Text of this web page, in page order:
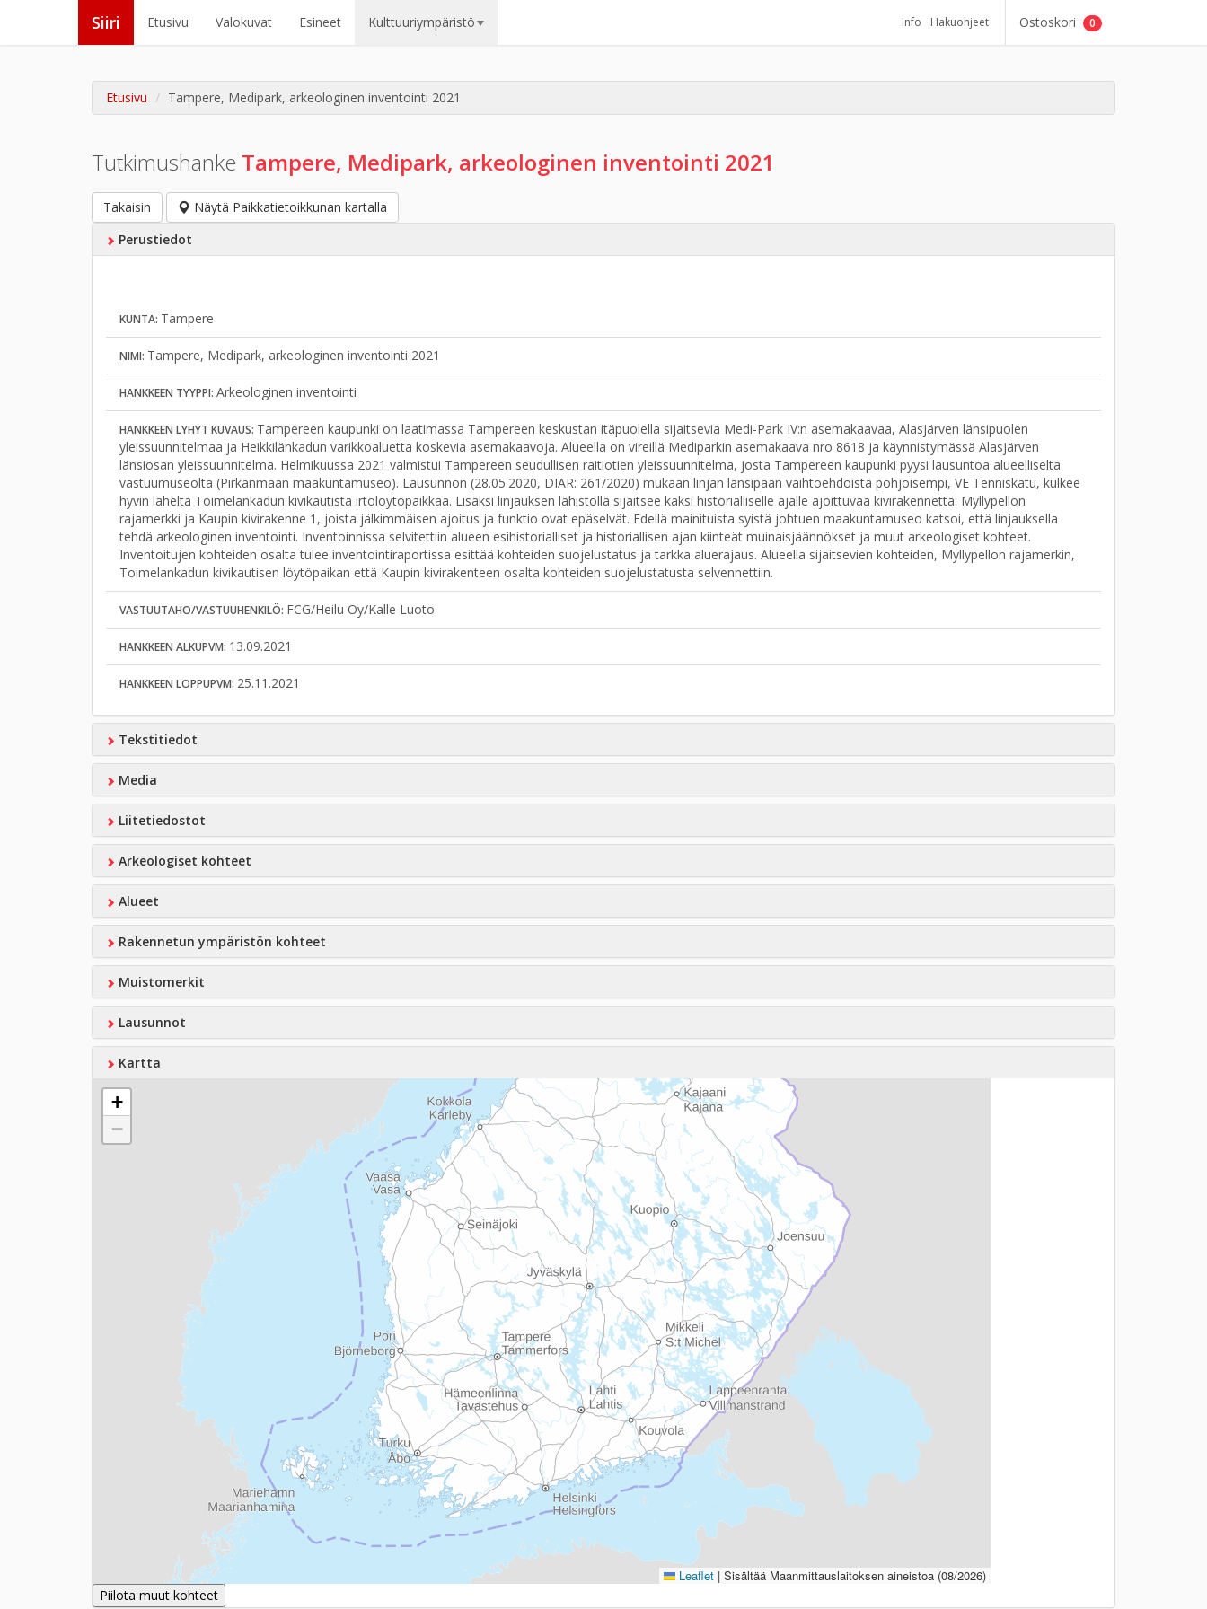
Siiri Etusivu Valokuvat Esineet Kulttuuriympäristö Info Hakuohjeet Ostoskori 0
Etusivu Tampere, Medipark, arkeologinen inventointi 2021
Tutkimushanke Tampere, Medipark, arkeologinen inventointi 2021
Takaisin
Näytä Paikkatietoikkunan kartalla
Perustiedot
KUNTA: Tampere
NIMI: Tampere, Medipark, arkeologinen inventointi 2021
HANKKEEN TYYPPI: Arkeologinen inventointi
HANKKEEN LYHYT KUVAUS: Tampereen kaupunki on laatimassa Tampereen keskustan itäpuolella sijaitsevia Medi-Park IV:n asemakaavaa, Alasjärven länsipuolen
yleissuunnitelmaa ja Heikkilänkadun varikkoaluetta koskevia asemakaavoja. Alueella on vireillä Mediparkin asemakaava nro 8618 ja käynnistymässä Alasjärven
länsiosan yleissuunnitelma. Helmikuussa 2021 valmistui Tampereen seudullisen raitiotien yleissuunnitelma, josta Tampereen kaupunki pyysi lausuntoa alueelliselta
vastuumuseolta (Pirkanmaan maakuntamuseo). Lausunnon (28.05.2020, DIAR: 261/2020) mukaan linjan länsipään vaihtoehdoista pohjoisempi, VE Tenniskatu, kulkee
hyvin läheltä Toimelankadun kivikautista irtolöytöpaikkaa. Lisäksi linjauksen lähistöllä sijaitsee kaksi historialliselle ajalle ajoittuvaa kivirakennetta: Myllypellon
rajamerkki ja Kaupin kivirakenne 1, joista jälkimmäisen ajoitus ja funktio ovat epäselvät. Edellä mainituista syistä johtuen maakuntamuseo katsoi, että linjauksella
tehdä arkeologinen inventointi. Inventoinnissa selvitettiin alueen esihistorialliset ja historiallisen ajan kiinteät muinaisjäännökset ja muut arkeologiset kohteet.
Inventoitujen kohteiden osalta tulee inventointiraportissa esittää kohteiden suojelustatus ja tarkka aluerajaus. Alueella sijaitsevien kohteiden, Myllypellon rajamerkin,
Toimelankadun kivikautisen löytöpaikan että Kaupin kivirakenteen osalta kohteiden suojelustatusta selvennettiin.
VASTUUTAHO/VASTUUHENKILÖ: FCG/Heilu Oy/Kalle Luoto
HANKKEEN ALKUPVM: 13.09.2021
HANKKEEN LOPPUPVM: 25.11.2021
Tekstitiedot
Media
Liitetiedostot
Arkeologiset kohteet
Alueet
Rakennetun ympäristön kohteet
Muistomerkit
Lausunnot
Kartta
+
−
Leaflet | Sisältää Maanmittauslaitoksen aineistoa (08/2026)
Piilota muut kohteet